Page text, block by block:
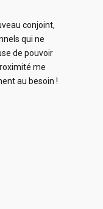
conjoint,
qui ne
de pouvoir
me
au besoin !